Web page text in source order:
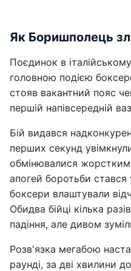
Як Боришполець
Поєдинок в
головною подією
стояв вакантний пояс
першій напівсередній
Бій видався
перших секунд
обмінювалися
апогей боротьби
боксери влаштували
Обидва бійці кілька
падіння, але дивом
Розв'язка мегабою
раунді, за дві хвилини